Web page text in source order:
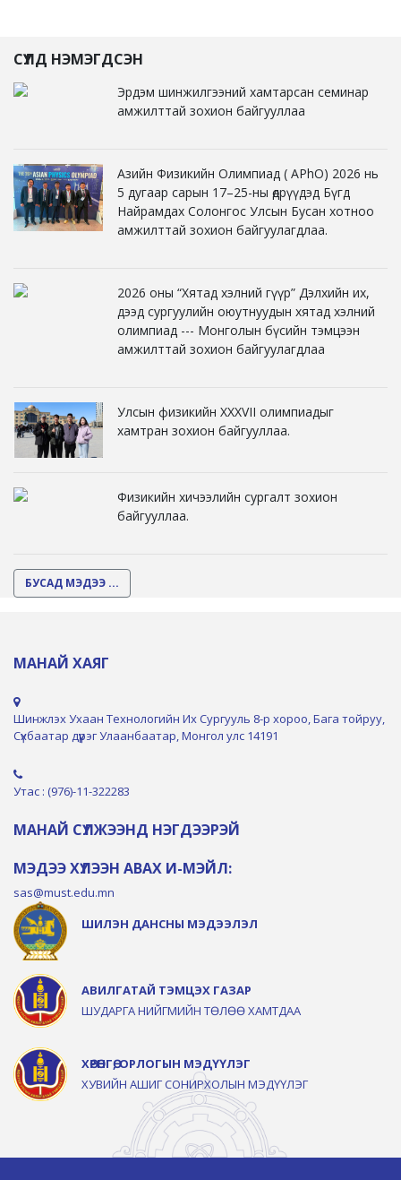
СҮҮЛД НЭМЭГДСЭН
Эрдэм шинжилгээний хамтарсан семинар
амжилттай зохион байгууллаа
Азийн Физикийн Олимпиад ( APhO) 2026 нь
5 дугаар сарын 17–25-ны өдрүүдэд Бүгд
Найрамдах Солонгос Улсын Бусан хотноо
амжилттай зохион байгуулагдлаа.
2026 оны “Хятад хэлний гүүр” Дэлхийн их,
дээд сургуулийн оюутнуудын хятад хэлний
олимпиад --- Монголын бүсийн тэмцээн
амжилттай зохион байгуулагдлаа
Улсын физикийн XXXVII олимпиадыг
хамтран зохион байгууллаа.
Физикийн хичээлийн сургалт зохион
байгууллаа.
БУСАД МЭДЭЭ ...
МАНАЙ ХАЯГ
Шинжлэх Ухаан Технологийн Их Сургууль 8-р хороо, Бага тойруу,
Сүхбаатар дүүрэг Улаанбаатар, Монгол улс 14191
Утас : (976)-11-322283
МАНАЙ СҮЛЖЭЭНД НЭГДЭЭРЭЙ
МЭДЭЭ ХҮЛЭЭН АВАХ И-МЭЙЛ:
sas@must.edu.mn
ШИЛЭН ДАНСНЫ МЭДЭЭЛЭЛ
АВИЛГАТАЙ ТЭМЦЭХ ГАЗАР
ШУДАРГА НИЙГМИЙН ТӨЛӨӨ ХАМТДАА
ХӨРӨНГӨ, ОРЛОГЫН МЭДҮҮЛЭГ
ХУВИЙН АШИГ СОНИРХОЛЫН МЭДҮҮЛЭГ